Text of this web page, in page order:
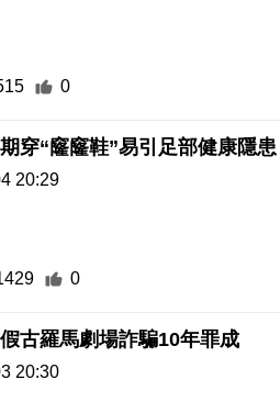
0
穿“窿窿鞋”易引足部健康隱患
20:29
0
古羅馬劇場詐騙10年罪成
20:30